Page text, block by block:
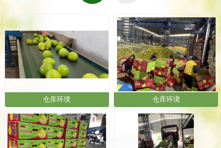
仓库环境 仓库环境